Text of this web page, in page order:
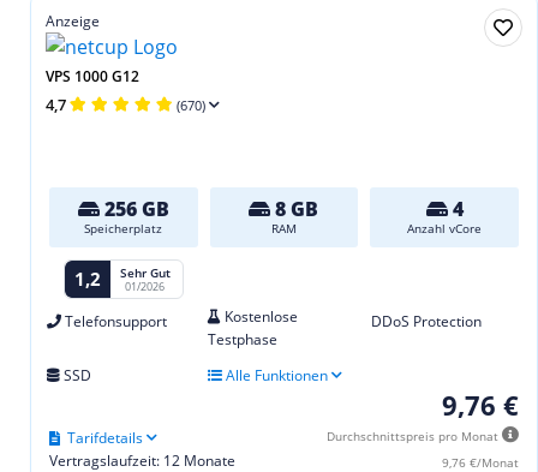
Anzeige
VPS 1000 G12
4,7 (670)
256 GB
Speicherplatz
8 GB
RAM
4
Anzahl vCore
1,2 Sehr Gut
01/2026
Telefonsupport
Kostenlose
Testphase
DDoS Protection
SSD Alle Funktionen
9,76 €
Durchschnittspreis pro Monat
9,76 €/Monat
Vertragslaufzeit: 12 Monate
Tarifdetails